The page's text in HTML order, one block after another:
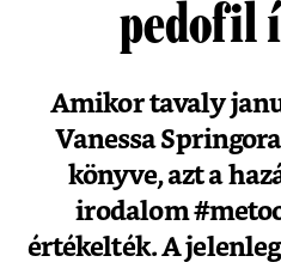
pedofil
Amikor tavaly
Vanessa
könyve, azt a
irodalom
értékelték. A